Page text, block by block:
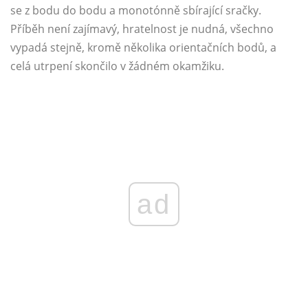
se z bodu do bodu a monotónně sbírající sračky.
Příběh není zajímavý, hratelnost je nudná, všechno
vypadá stejně, kromě několika orientačních bodů, a
celá utrpení skončilo v žádném okamžiku.
ad